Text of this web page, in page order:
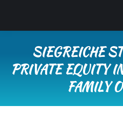
SIEGREICHE
PRIVATE EQUITY
FAMILY